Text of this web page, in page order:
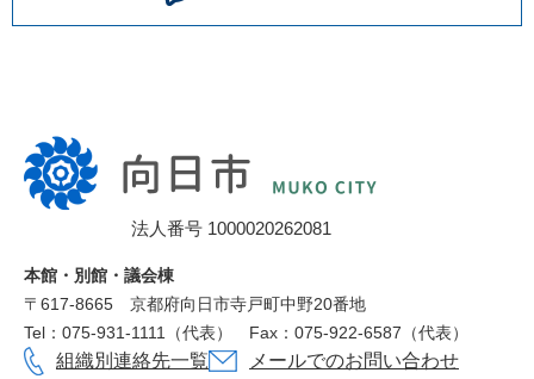
向
日
市
所
法人番号 1000020262081
本館・別館・議会棟
〒617‐8665
京都府向日市寺戸町中野20番地
Tel：075-931-1111（代表）
Fax：075-922-6587（代表）
組織別連絡先一覧 メールでのお問い合わせ